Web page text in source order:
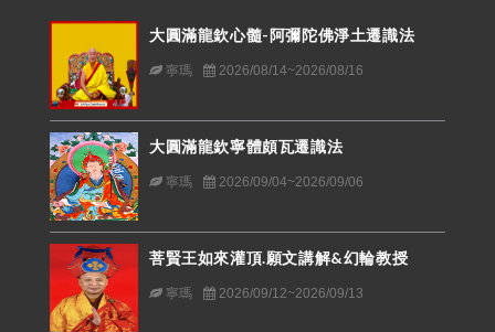
大圓滿龍欽心髓-阿彌陀佛淨土遷識法
寧瑪 2026/08/14~2026/08/16
大圓滿龍欽寧體頗瓦遷識法
寧瑪 2026/09/04~2026/09/06
菩賢王如來灌頂.願文講解&幻輪教授
寧瑪 2026/09/12~2026/09/13